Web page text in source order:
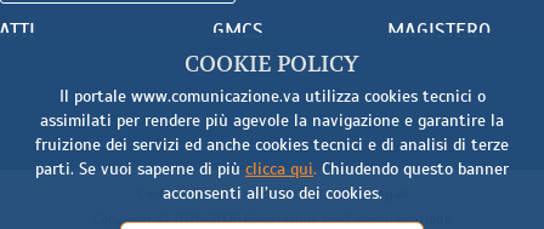
GMCS MAGISTERO
Cookie-Termini e Condizioni -Note Legali
Copyright © 2020-2026 Dicasterium pro Communicatione
COOKIE POLICY
Il portale www.comunicazione.va utilizza cookies tecnici o
assimilati per rendere più agevole la navigazione e garantire la
fruizione dei servizi ed anche cookies tecnici e di analisi di terze
parti. Se vuoi saperne di più clicca qui. Chiudendo questo banner
acconsenti all’uso dei cookies.